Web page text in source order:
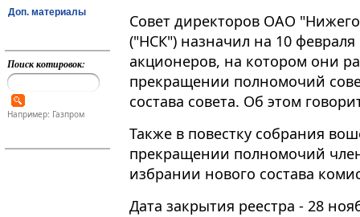
Доп. материалы
Поиск котировок:
Например: Газпром
Совет директоров ОАО
("НСК") назначил на 10
акционеров, на котором они
прекращении полномочий
состава совета. Об этом
Также в повестку собрания
прекращении полномочий
избрании нового состава
Дата закрытия реестра - 28